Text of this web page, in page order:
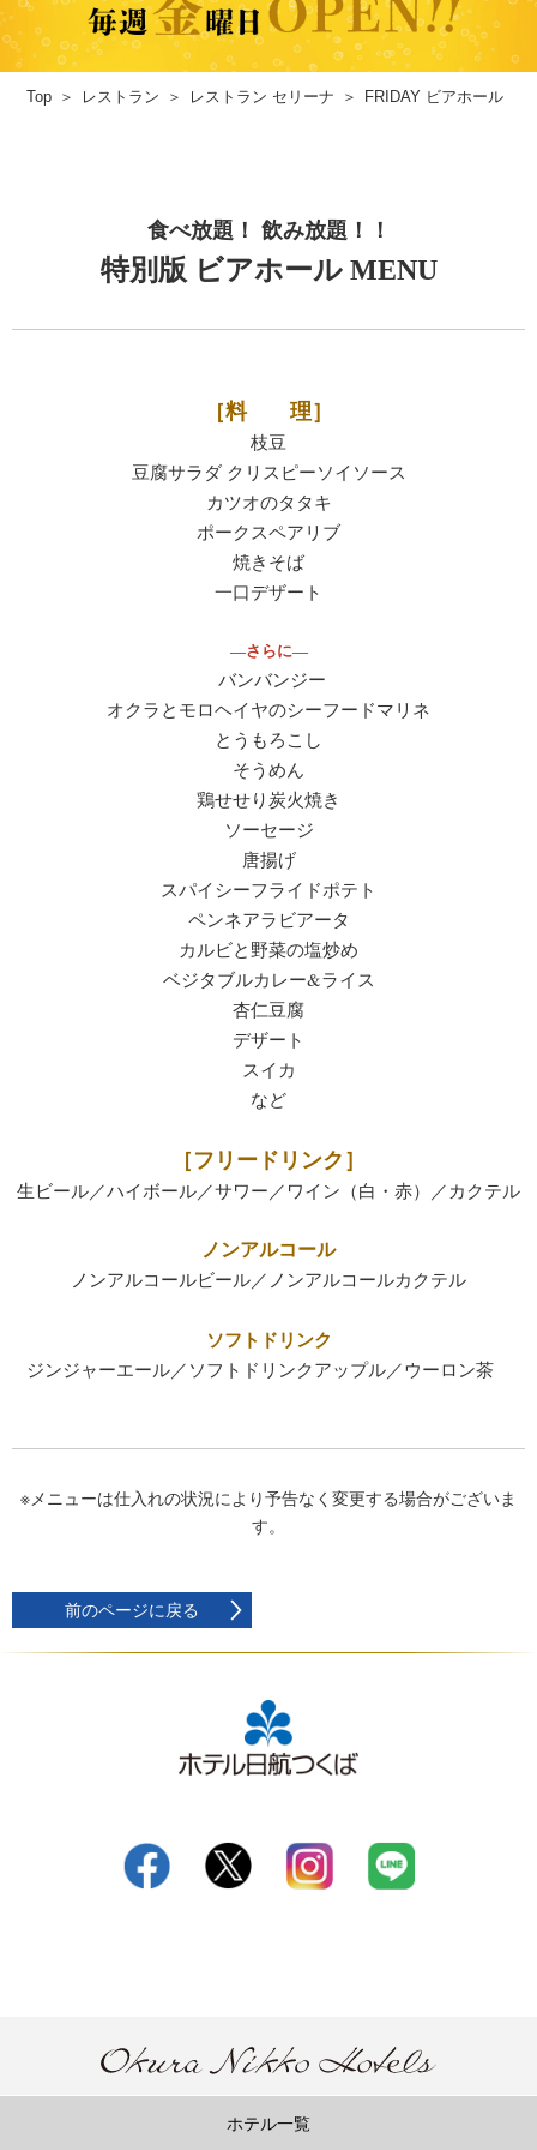
Top レストラン レストラン セリーナ FRIDAY ビアホール
食べ放題！ 飲み放題！！
特別版 ビアホール MENU
［料 理］
枝豆
豆腐サラダ クリスピーソイソース
カツオのタタキ
ポークスペアリブ
焼きそば
一口デザート
―さらに―
バンバンジー
オクラとモロヘイヤのシーフードマリネ
とうもろこし
そうめん
鶏せせり炭火焼き
ソーセージ
唐揚げ
スパイシーフライドポテト
ペンネアラビアータ
カルビと野菜の塩炒め
ベジタブルカレー&ライス
杏仁豆腐
デザート
スイカ
など
［フリードリンク］
生ビール／ハイボール／サワー／ワイン（白・赤）／カクテル
ノンアルコール
ノンアルコールビール／ノンアルコールカクテル
ソフトドリンク
ジンジャーエール／ソフトドリンクアップル／ウーロン茶
※メニューは仕入れの状況により予告なく変更する場合がございま
す。
前のページに戻る
ホテル一覧